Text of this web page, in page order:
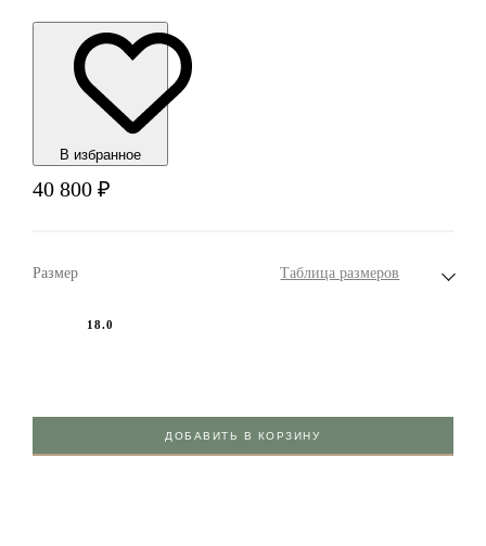
В избранноe
40 800 ₽
Размер Таблица размеров
18.0
ДОБАВИТЬ В КОРЗИНУ